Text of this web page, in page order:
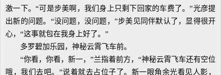
激一下。“可是步美啊，我们身上只剩下回家的车费了。”光彦提
出新的问题。“没问题，没问题，”步美见同伴默认了，显得很开
心，“这事就包在我身上好了。”
多罗碧加乐园，神秘云霄飞车前。
“你看，你看，新一，”兰指着前方，“神秘云霄飞车还有空位
哦，我们去吧。”说着就去占位子了。新一眼角余光看见人影，